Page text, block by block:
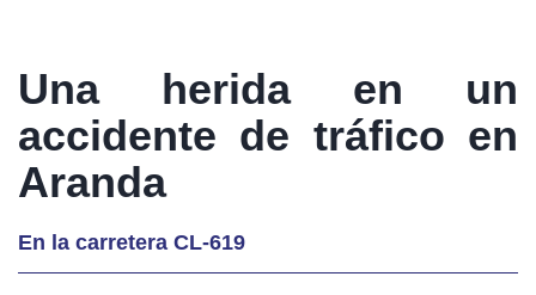
Una herida en un
accidente de tráfico en
Aranda
En la carretera CL-619